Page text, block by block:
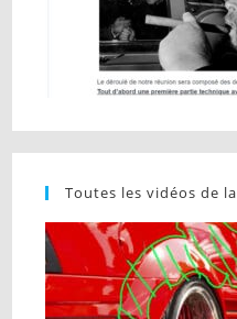
Toutes les vidéos de